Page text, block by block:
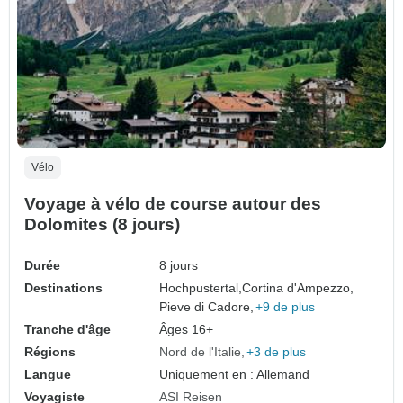
Vélo
Voyage à vélo de course autour des
Dolomites (8 jours)
Durée
8 jours
Destinations
Hochpustertal,Cortina d'Ampezzo,
Pieve di Cadore, +9 de plus
Tranche d'âge
Âges 16+
Régions
Nord de l'Italie +3 de plus
Langue
Uniquement en : Allemand
Voyagiste
ASI Reisen